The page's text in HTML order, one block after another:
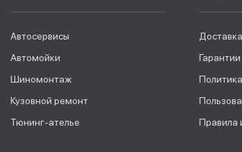
Автосервисы
Автомойки
Шиномонтаж
Кузовной ремонт
Тюнинг-ателье
Правила